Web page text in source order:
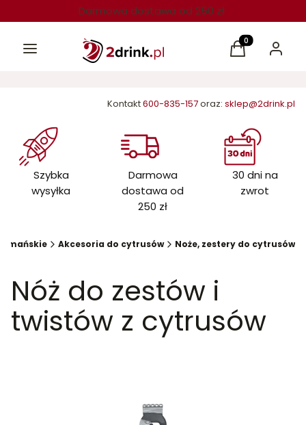
Darmowa dostawa od 250 zł
Menu Produkty w
Koszyk Zaloguj
Kontakt600-835-157oraz: sklep@2drink.pl
Szybka
wysyłka
Darmowa
dostawa od
250 zł
30 dni na
zwrot
Akcesoria do cytrusów Noże, zestery do cytrusów
Nóż do zestów i
twistów z cytrusów